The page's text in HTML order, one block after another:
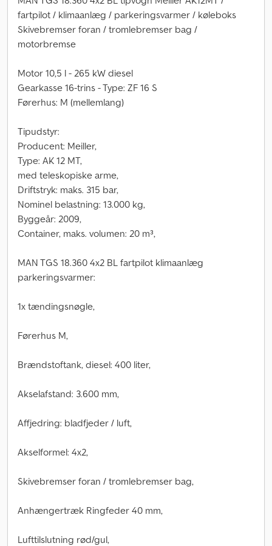
fartpilot / klimaanlæg / parkeringsvarmer / køleboks
Skivebremser foran / tromlebremser bag /
motorbremse
Motor 10,5 l - 265 kW diesel
Gearkasse 16-trins - Type: ZF 16 S
Førerhus: M (mellemlang)
Tipudstyr:
Producent: Meiller,
Type: AK 12 MT,
med teleskopiske arme,
Driftstryk: maks. 315 bar,
Nominel belastning: 13.000 kg,
Byggeår: 2009,
Container, maks. volumen: 20 m³,
MAN TGS 18.360 4x2 BL fartpilot klimaanlæg
parkeringsvarmer:
1x tændingsnøgle,
Førerhus M,
Brændstoftank, diesel: 400 liter,
Akselafstand: 3.600 mm,
Affjedring: bladfjeder / luft,
Akselformel: 4x2,
Skivebremser foran / tromlebremser bag,
Anhængertræk Ringfeder 40 mm,
Lufttilslutning rød/gul,